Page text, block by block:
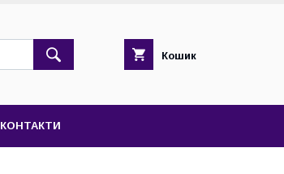
Кошик
КОНТАКТИ